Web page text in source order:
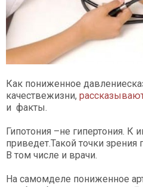
Как пониженное
качествежизни,
и факты.
Гипотония –не гипертония. К
приведет.Такой точки
В том числе и врачи.
На самомделе пониженное